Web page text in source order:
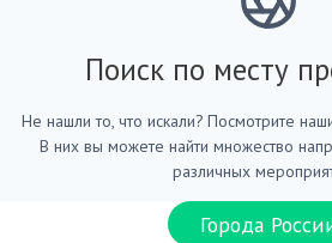
Поиск по месту
Не нашли то, что искали? Посмотрите
В них вы можете найти множество
различных
Города